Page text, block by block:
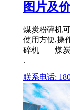
图片及
煤炭粉碎机
使用方便,操
碎机——煤炭
.
联系电话: